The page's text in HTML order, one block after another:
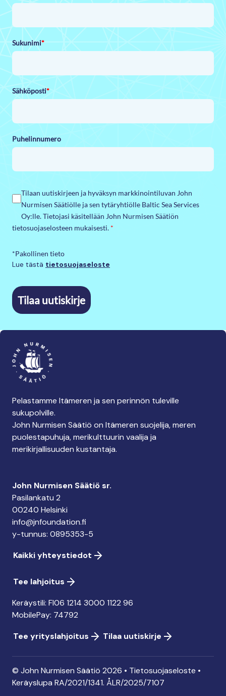
Sukunimi*
Sähköposti*
Puhelinnumero
Tilaan uutiskirjeen ja hyväksyn markkinointiluvan John
Nurmisen Säätiölle ja sen tytäryhtiölle Baltic Sea Services
Oy:lle. Tietojasi käsitellään John Nurmisen Säätiön
tietosuojaselosteen mukaisesti. *
*Pakollinen tieto
Lue tästä tietosuojaseloste
Tilaa uutiskirje
Pelastamme Itämeren ja sen perinnön tuleville
sukupolville.
John Nurmisen Säätiö on Itämeren suojelija, meren
puolestapuhuja, merikulttuurin vaalija ja
merikirjallisuuden kustantaja.
John Nurmisen Säätiö sr.
Pasilankatu 2
00240 Helsinki
info@jnfoundation.fi
y-tunnus: 0895353-5
Kaikki yhteystiedot
Tee lahjoitus
Keräystili: FI06 1214 3000 1122 96
MobilePay: 74792
Tee yrityslahjoitus
Tilaa uutiskirje
© John Nurmisen Säätiö 2026 • Tietosuojaseloste •
Keräyslupa RA/2021/1341. ÅLR/2025/7107